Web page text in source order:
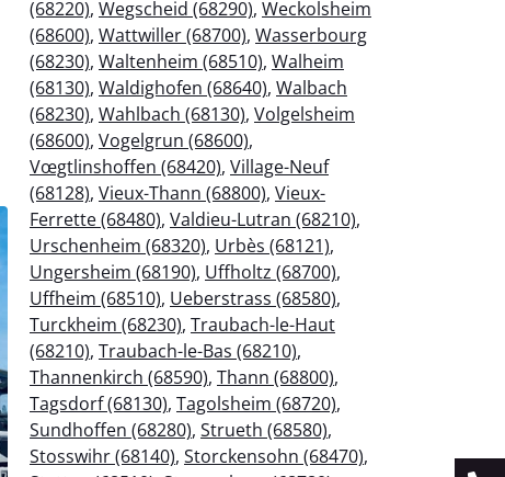
(68220), Wegscheid (68290), Weckolsheim
(68600), Wattwiller (68700), Wasserbourg
(68230), Waltenheim (68510), Walheim
(68130), Waldighofen (68640), Walbach
(68230), Wahlbach (68130), Volgelsheim
(68600), Vogelgrun (68600),
Vœgtlinshoffen (68420), Village-Neuf
(68128), Vieux-Thann (68800), Vieux-
Ferrette (68480), Valdieu-Lutran (68210),
Urschenheim (68320), Urbès (68121),
Ungersheim (68190), Uffholtz (68700),
Uffheim (68510), Ueberstrass (68580),
Turckheim (68230), Traubach-le-Haut
(68210), Traubach-le-Bas (68210),
Thannenkirch (68590), Thann (68800),
Tagsdorf (68130), Tagolsheim (68720),
Sundhoffen (68280), Strueth (68580),
Stosswihr (68140), Storckensohn (68470),